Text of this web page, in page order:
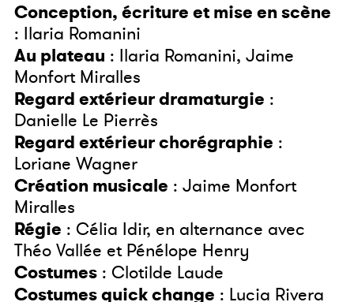
Conception, écriture et mise en scène
: Ilaria Romanini
Au plateau : Ilaria Romanini, Jaime
Monfort Miralles
Regard extérieur dramaturgie :
Danielle Le Pierrès
Regard extérieur chorégraphie :
Loriane Wagner
Création musicale : Jaime Monfort
Miralles
Régie : Célia Idir, en alternance avec
Théo Vallée et Pénélope Henry
Costumes : Clotilde Laude
Costumes quick change : Lucia Rivera